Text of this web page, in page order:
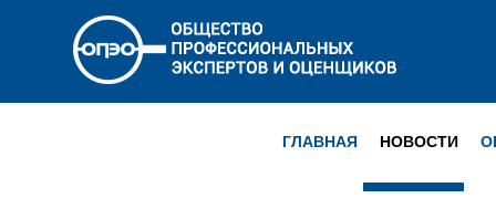
ГЛАВНАЯ НОВОСТИ